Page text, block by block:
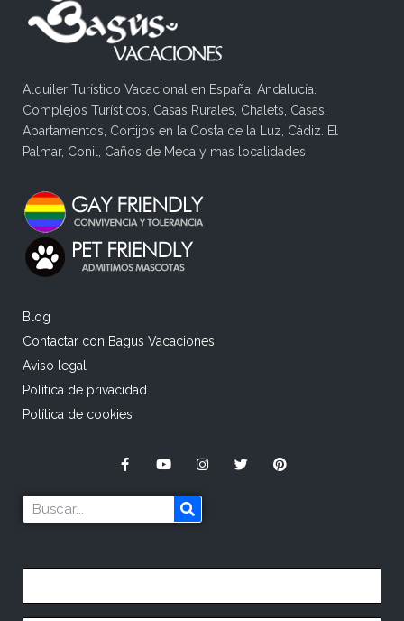
Alquiler Turístico Vacacional en España, Andalucía.
Complejos Turísticos, Casas Rurales, Chalets, Casas,
Apartamentos, Cortijos en la Costa de la Luz, Cádiz. El
Palmar, Conil, Caños de Meca y mas localidades
Blog
Contactar con Bagus Vacaciones
Aviso legal
Política de privacidad
Política de cookies